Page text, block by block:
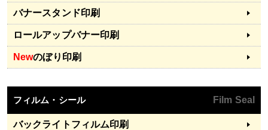
バナースタンド印刷
ロールアップバナー印刷
Newのぼり印刷
フィルム・シール Film Seal
バックライトフィルム印刷